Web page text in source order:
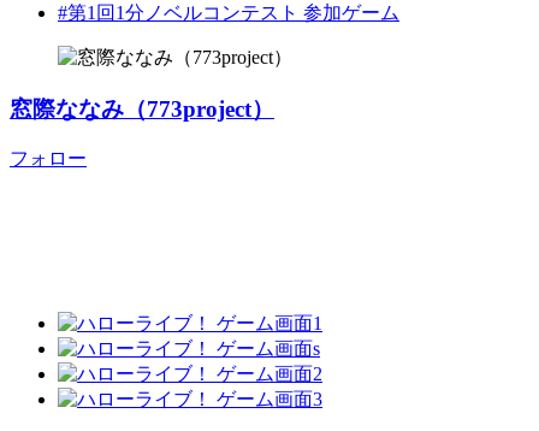
#第1回1分ノベルコンテスト 参加ゲーム
窓際ななみ（773project）
フォロー